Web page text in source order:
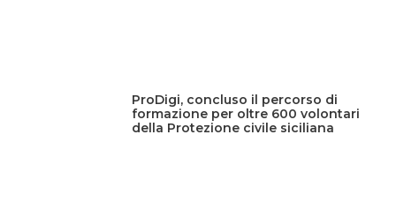
ProDigi, concluso il percorso di
formazione per oltre 600 volontari
della Protezione civile siciliana